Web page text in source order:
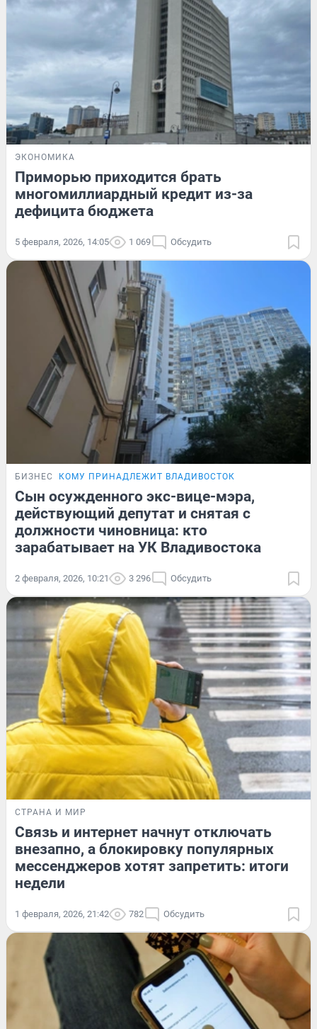
ЭКОНОМИКА
Приморью приходится брать
многомиллиардный кредит из-за
дефицита бюджета
5 февраля, 2026, 14:05 1 069 Обсудить
БИЗНЕС КОМУ ПРИНАДЛЕЖИТ ВЛАДИВОСТОК
Сын осужденного экс-вице-мэра,
действующий депутат и снятая с
должности чиновница: кто
зарабатывает на УК Владивостока
2 февраля, 2026, 10:21 3 296 Обсудить
СТРАНА И МИР
Связь и интернет начнут отключать
внезапно, а блокировку популярных
мессенджеров хотят запретить: итоги
недели
1 февраля, 2026, 21:42 782 Обсудить